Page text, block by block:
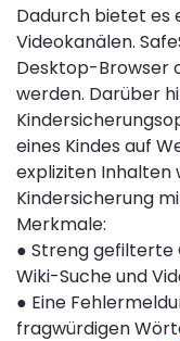
Dadurch bietet es
Videokanälen.
Desktop-Browser
werden. Darüber
eines Kindes auf
expliziten Inhalten
Kindersicherung
Merkmale:
● Streng gefilterte
Wiki-Suche und
● Eine
fragwürdigen